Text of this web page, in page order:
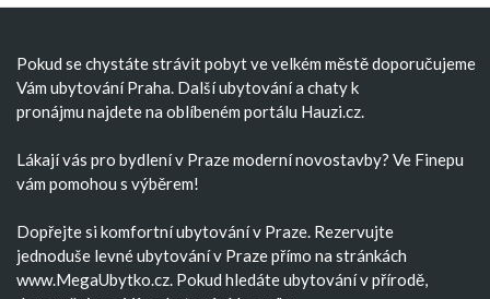
Pokud se chystáte strávit pobyt ve velkém městě doporučujeme
Vám ubytování Praha. Dalšíubytovánía chaty k
pronájmu najdete na oblíbeném portálu Hauzi.cz.
Lákají vás pro bydlení v Praze modernínovostavby? Ve Finepu
vám pomohou s výběrem!
Dopřejte si komfortníubytování v Praze. Rezervujte
jednoduše levné ubytování v Prazepřímo na stránkách
www.MegaUbytko.cz. Pokud hledáte ubytování v přírodě,